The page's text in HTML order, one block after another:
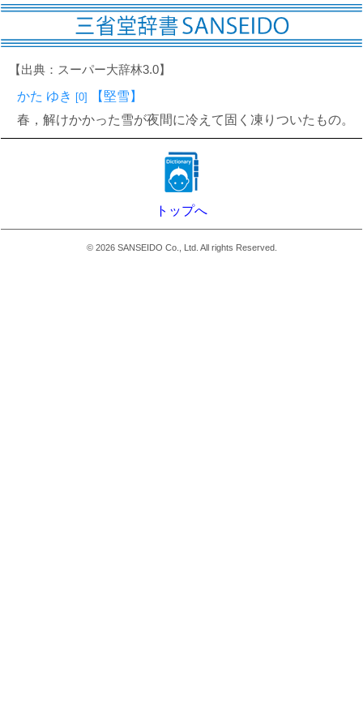
【出典：スーパー大辞林3.0】
かた ゆき [0]
【堅雪】
春，解けかかった雪が夜間に冷えて固く凍りついたもの。
トップへ
© 2026SANSEIDO Co., Ltd. All rights Reserved.